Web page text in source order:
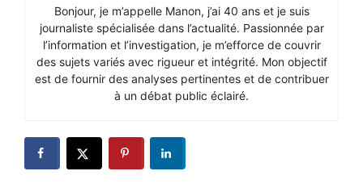
Bonjour, je m’appelle Manon, j’ai 40 ans et je suis
journaliste spécialisée dans l’actualité. Passionnée par
l’information et l’investigation, je m’efforce de couvrir
des sujets variés avec rigueur et intégrité. Mon objectif
est de fournir des analyses pertinentes et de contribuer
à un débat public éclairé.